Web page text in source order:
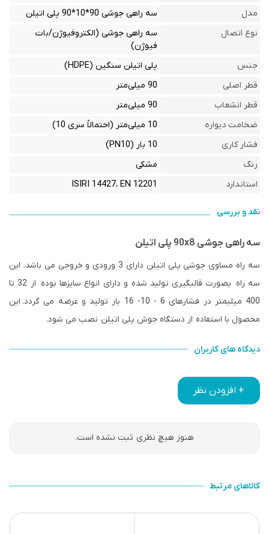
مدل
سه راهی جوشی 90*10*90 پلی اتیلن
نوع اتصال
سه راهی جوشی (الکتروفیوژن/بات
فیوژن)
جنس
پلی اتیلن سنگین (HDPE)
قطر اصلی
90 میلی‌متر
قطر انشعاب
90 میلی‌متر
ضخامت دیواره
10 میلی‌متر (احتمالاً سری 10)
فشار کاری
10 بار (PN10)
رنگ
مشکی
استاندارد
ISIRI 14427، EN 12201
نقد و بررسی
سه راهی جوشی 90x8 پلی اتیلن
سه راه مساوی جوشی پلی اتیلن دارای 3 ورودی و خروجی می باشد. این
سه راه بصورت قالبگیری تولید شده و دارای انواع سایزها بوده از 32 تا
400 میلیمتر در فشارهای 6 - 10- 16 بار تولید و عرضه می گردد.
این
محصول با استفاده از دستگاه جوش پلی اتیلن نصب می شود.
دیدگاه های کاربران
+ افزودن نظر
هنوز هیچ نظری ثبت نشده است.
کالاهای مرتبط